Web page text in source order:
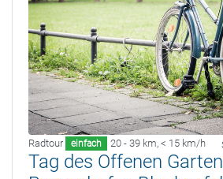
Radtour einfach 20 - 39 km, < 15 km/h
Tag des Offenen